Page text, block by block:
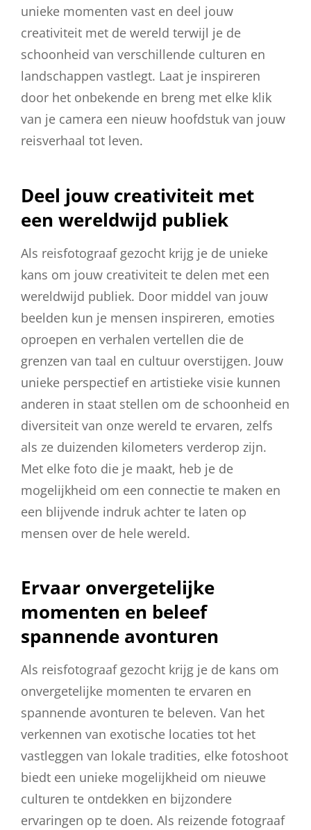
unieke momenten vast en deel jouw
creativiteit met de wereld terwijl je de
schoonheid van verschillende culturen en
landschappen vastlegt. Laat je inspireren
door het onbekende en breng met elke klik
van je camera een nieuw hoofdstuk van jouw
reisverhaal tot leven.
Deel jouw creativiteit met
een wereldwijd publiek
Als reisfotograaf gezocht krijg je de unieke
kans om jouw creativiteit te delen met een
wereldwijd publiek. Door middel van jouw
beelden kun je mensen inspireren, emoties
oproepen en verhalen vertellen die de
grenzen van taal en cultuur overstijgen. Jouw
unieke perspectief en artistieke visie kunnen
anderen in staat stellen om de schoonheid en
diversiteit van onze wereld te ervaren, zelfs
als ze duizenden kilometers verderop zijn.
Met elke foto die je maakt, heb je de
mogelijkheid om een connectie te maken en
een blijvende indruk achter te laten op
mensen over de hele wereld.
Ervaar onvergetelijke
momenten en beleef
spannende avonturen
Als reisfotograaf gezocht krijg je de kans om
onvergetelijke momenten te ervaren en
spannende avonturen te beleven. Van het
verkennen van exotische locaties tot het
vastleggen van lokale tradities, elke fotoshoot
biedt een unieke mogelijkheid om nieuwe
culturen te ontdekken en bijzondere
ervaringen op te doen. Als reizende fotograaf